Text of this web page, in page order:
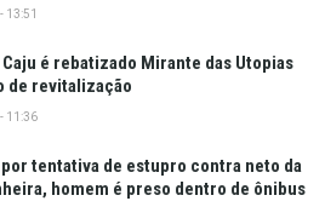
13:51
é rebatizado Mirante das Utopias
de revitalização
11:36
tentativa de estupro contra neto da
homem é preso dentro de ônibus